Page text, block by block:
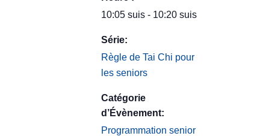
10:05 suis - 10:20 suis
Série:
Règle de Tai Chi pour
les seniors
Catégorie
d’Évènement:
Programmation senior